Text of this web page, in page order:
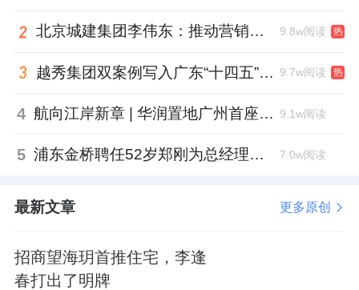
北京城建集团李伟东：推动营销工作稳中提质，严控库存增量 9.8w阅读 热
越秀集团双案例写入广东“十四五”公共文化答卷，复合文化空间助力青年发展型城市建设 9.7w阅读 热
4 航向江岸新章 | 华润置地广州首座万象城金秋迎客 9.1w阅读
5 浦东金桥聘任52岁郑刚为总经理，曾任张江高科副总 7.0w阅读
最新文章 更多原创
招商望海玥首推住宅，李逢
春打出了明牌